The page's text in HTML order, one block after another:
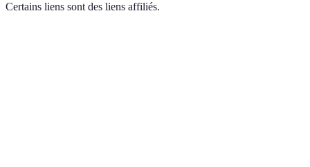
Certains liens sont des liens affiliés.